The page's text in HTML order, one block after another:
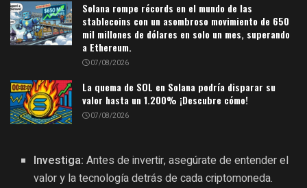
Solana rompe récords en el mundo de las
stablecoins con un asombroso movimiento de 650
mil millones de dólares en solo un mes, superando
a Ethereum.
07/08/2026
La quema de SOL en Solana podría disparar su
valor hasta un 1.200% ¡Descubre cómo!
07/08/2026
Investiga: Antes de invertir, asegúrate de entender el
valor y la tecnología detrás de cada criptomoneda.